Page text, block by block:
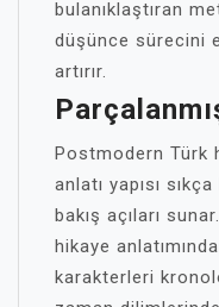
bulanıklaştıran
düşünce sürecini
artırır.
Postmodern Türk
anlatı yapısı
bakış açıları
hikaye
karakterleri